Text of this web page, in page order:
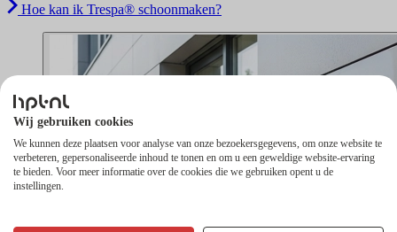
Hoe kan ik Trespa® schoonmaken?
Wij gebruiken cookies
We kunnen deze plaatsen voor analyse van onze bezoekersgegevens, om onze website te
verbeteren, gepersonaliseerde inhoud te tonen en om u een geweldige website-ervaring
te bieden. Voor meer informatie over de cookies die we gebruiken opent u de
instellingen.